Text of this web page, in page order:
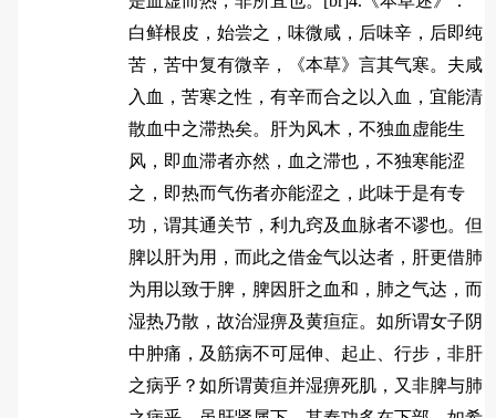
白鲜根皮，始尝之，味微咸，后味辛，后即纯
苦，苦中复有微辛，《本草》言其气寒。夫咸
入血，苦寒之性，有辛而合之以入血，宜能清
散血中之滞热矣。肝为风木，不独血虚能生
风，即血滞者亦然，血之滞也，不独寒能涩
之，即热而气伤者亦能涩之，此味于是有专
功，谓其通关节，利九窍及血脉者不谬也。但
脾以肝为用，而此之借金气以达者，肝更借肺
为用以致于脾，脾因肝之血和，肺之气达，而
湿热乃散，故治湿痹及黄疸症。如所谓女子阴
中肿痛，及筋病不可屈伸、起止、行步，非肝
之病乎？如所谓黄疸并湿痹死肌，又非脾与肺